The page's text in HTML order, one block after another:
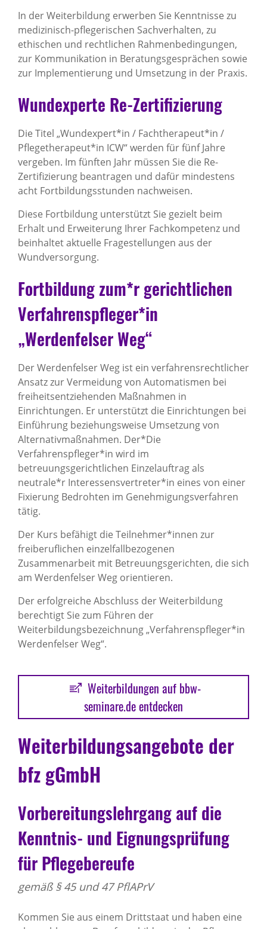
In der Weiterbildung erwerben Sie Kenntnisse zu
medizinisch-pflegerischen Sachverhalten, zu
ethischen und rechtlichen Rahmenbedingungen,
zur Kommunikation in Beratungsgesprächen sowie
zur Implementierung und Umsetzung in der Praxis.
Wundexperte Re-Zertifizierung
Die Titel „Wundexpert*in / Fachtherapeut*in /
Pflegetherapeut*in ICW“ werden für fünf Jahre
vergeben. Im fünften Jahr müssen Sie die Re-
Zertifizierung beantragen und dafür mindestens
acht Fortbildungsstunden nachweisen.
Diese Fortbildung unterstützt Sie gezielt beim
Erhalt und Erweiterung Ihrer Fachkompetenz und
beinhaltet aktuelle Fragestellungen aus der
Wundversorgung.
Fortbildung zum*r gerichtlichen
Verfahrenspfleger*in
„Werdenfelser Weg“
Der Werdenfelser Weg ist ein verfahrensrechtlicher
Ansatz zur Vermeidung von Automatismen bei
freiheitsentziehenden Maßnahmen in
Einrichtungen. Er unterstützt die Einrichtungen bei
Einführung beziehungsweise Umsetzung von
Alternativmaßnahmen. Der*Die
Verfahrenspfleger*in wird im
betreuungsgerichtlichen Einzelauftrag als
neutrale*r Interessensvertreter*in eines von einer
Fixierung Bedrohten im Genehmigungsverfahren
tätig.
Der Kurs befähigt die Teilnehmer*innen zur
freiberuflichen einzelfallbezogenen
Zusammenarbeit mit Betreuungsgerichten, die sich
am Werdenfelser Weg orientieren.
Der erfolgreiche Abschluss der Weiterbildung
berechtigt Sie zum Führen der
Weiterbildungsbezeichnung „Verfahrenspfleger*in
Werdenfelser Weg“.
Weiterbildungen auf bbw-
seminare.de entdecken
Weiterbildungsangebote der
bfz gGmbH
Vorbereitungslehrgang auf die
Kenntnis- und Eignungsprüfung
für Pflegebereufe
gemäß § 45 und 47 PflAPrV
Kommen Sie aus einem Drittstaat und haben eine